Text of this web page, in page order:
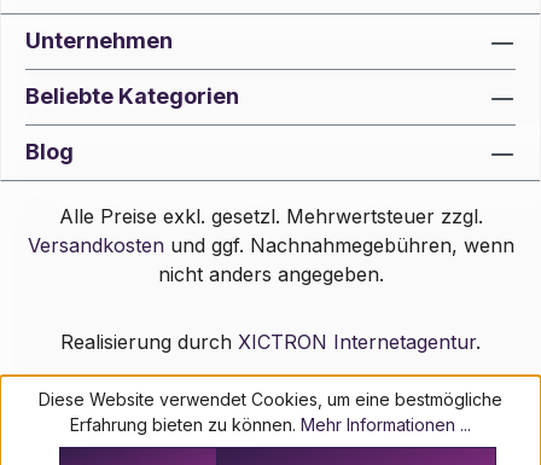
Unternehmen
Beliebte Kategorien
Blog
Alle Preise exkl. gesetzl. Mehrwertsteuer zzgl.
Versandkostenund ggf. Nachnahmegebühren, wenn
nicht anders angegeben.
Realisierung durch XICTRON Internetagentur.
Diese Website verwendet Cookies, um eine bestmögliche
Erfahrung bieten zu können. Mehr Informationen ...